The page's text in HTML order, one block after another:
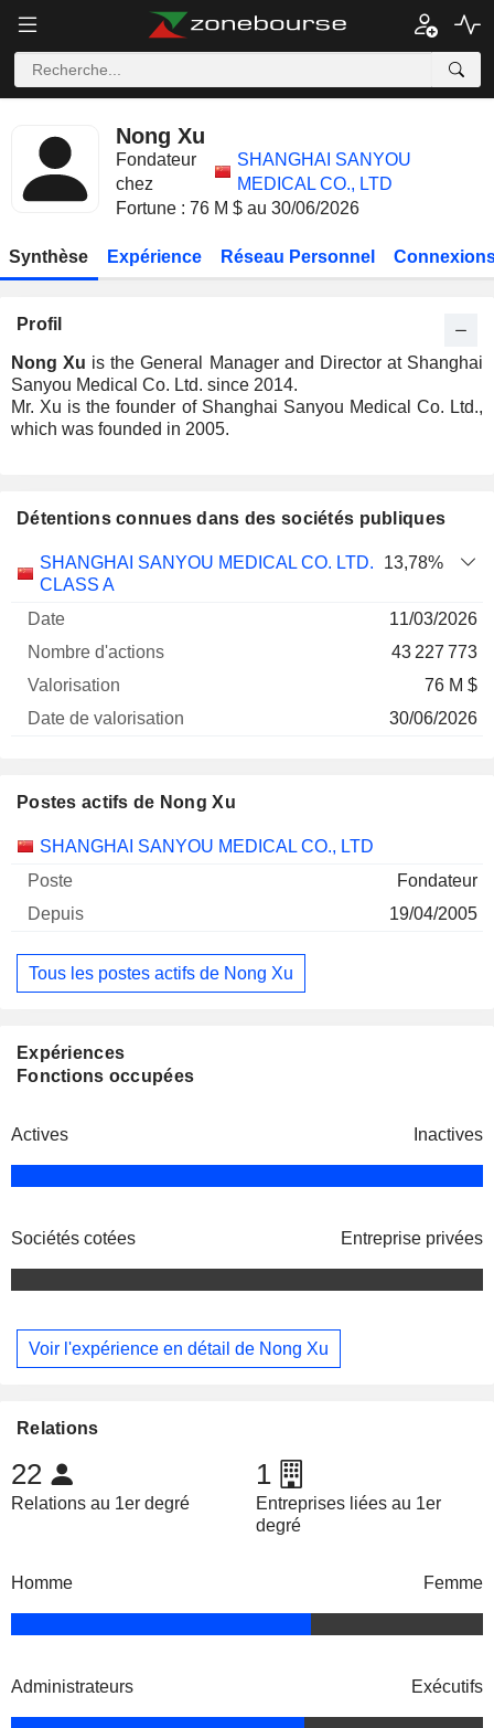
Nong Xu
Fondateur
chez
SHANGHAI SANYOU
MEDICAL CO., LTD
Fortune : 76 M $ au 30/06/2026
Synthèse Expérience Réseau Personnel
Profil
Nong Xu is the General Manager and Director at Shanghai
Sanyou Medical Co. Ltd. since 2014.
Mr. Xu is the founder of Shanghai Sanyou Medical Co. Ltd.,
which was founded in 2005.
Détentions connues dans des sociétés publiques
Société Date
Nombre
Date de
SHANGHAI SANYOU MEDICAL CO. LTD.
CLASS A
13,78%
11/03/2026
43 227 773
76 M $
30/06/2026
Postes actifs de Nong Xu
Sociétés Poste Début
SHANGHAI SANYOU MEDICAL CO., LTD
Fondateur
19/04/2005
Tous les postes actifs de Nong Xu
Expériences
Fonctions occupées
Actives Inactives
Sociétés cotées Entreprise privées
Voir l'expérience en détail de Nong Xu
Relations
22
Relations au 1er degré
1
Entreprises liées au 1er
degré
Homme Femme
Administrateurs Exécutifs